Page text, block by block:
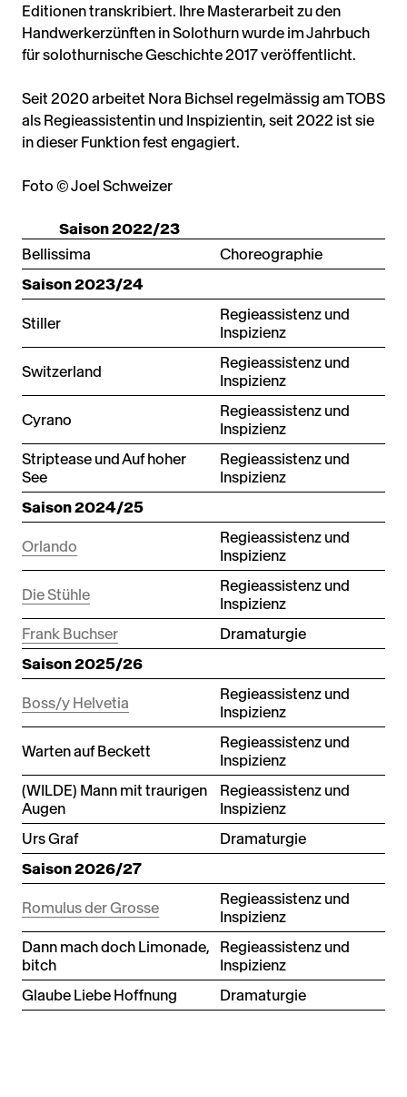
Editionen transkribiert. Ihre Masterarbeit zu den
Handwerkerzünften in Solothurn wurde im Jahrbuch
für solothurnische Geschichte 2017 veröffentlicht.
Seit 2020 arbeitet Nora Bichsel regelmässig am TOBS
als Regieassistentin und Inspizientin, seit 2022 ist sie
in dieser Funktion fest engagiert.
Foto © Joel Schweizer
Saison 2022/23
Bellissima
Choreographie
Saison 2023/24
Stiller
Regieassistenz und
Inspizienz
Switzerland
Regieassistenz und
Inspizienz
Cyrano
Regieassistenz und
Inspizienz
Striptease und Auf hoher
See
Regieassistenz und
Inspizienz
Saison 2024/25
Orlando
Regieassistenz und
Inspizienz
Die Stühle
Regieassistenz und
Inspizienz
Frank Buchser
Dramaturgie
Saison 2025/26
Boss/y Helvetia
Regieassistenz und
Inspizienz
Warten auf Beckett
Regieassistenz und
Inspizienz
(WILDE) Mann mit traurigen
Augen
Regieassistenz und
Inspizienz
Urs Graf
Dramaturgie
Saison 2026/27
Romulus der Grosse
Regieassistenz und
Inspizienz
Dann mach doch Limonade,
bitch
Regieassistenz und
Inspizienz
Glaube Liebe Hoffnung
Dramaturgie